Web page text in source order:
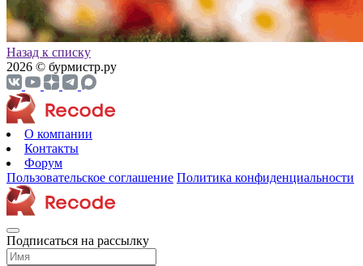
Назад к списку
2026 © бурмистр.ру
О компании
Контакты
Форум
Пользовательское соглашение Политика конфиденциальности
Подписаться на рассылку